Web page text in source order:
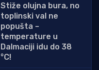
Stiže olujna bura, no
toplinski val ne
popušta –
temperature u
Dalmaciji idu do 38
°C!